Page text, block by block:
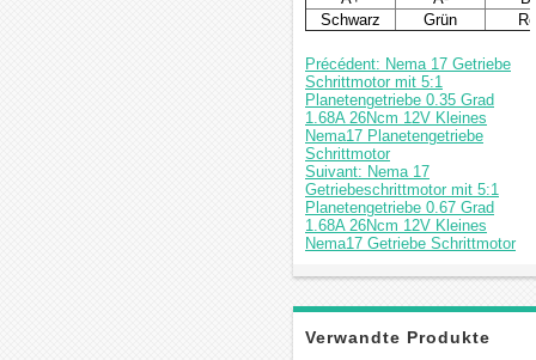
Schwarz
Grün
Précédent: Nema 17 Getriebe
Schrittmotor mit 5:1
Planetengetriebe 0.35 Grad
1.68A 26Ncm 12V Kleines
Nema17 Planetengetriebe
Schrittmotor
Suivant: Nema 17
Getriebeschrittmotor mit 5:1
Planetengetriebe 0.67 Grad
1.68A 26Ncm 12V Kleines
Nema17 Getriebe Schrittmotor
Verwandte Produkte